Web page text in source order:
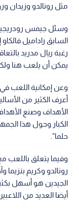
مثل رونالدو وزيدان
وسئل جيمس
السابق راداميل
رغبة ريال مدريد
يمكن أن يلعب هنا
وعن إمكانية اللعب
أعرف الكثير من
الأهداف وصنع
الكبار وحول هذا
حلما".
وفيما يتعلق باللعب
رونالدو وكريم
الجيدين هو أسهل
أيضا العديد من